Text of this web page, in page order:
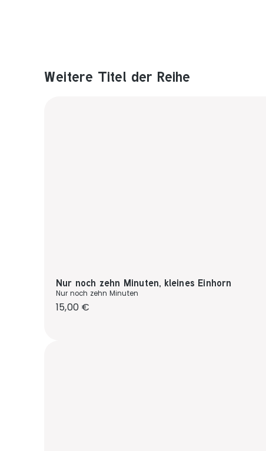
Produktgalerie überspringen
Weitere Titel der Reihe
Nur noch zehn Minuten, kleines Einhorn
Nur noch zehn Minuten
Regulärer Preis:
15,00 €